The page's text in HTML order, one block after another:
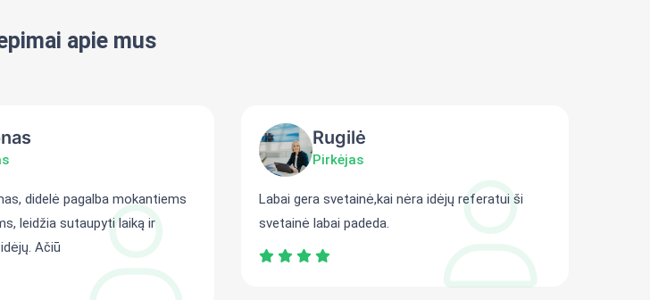
apie mus
didelė pagalba mokantiems
leidžia sutaupyti laiką ir
Ačiū
Rugilė
Pirkėjas
Labai gera svetainė,kai nėra idėjų referatui ši
svetainė labai padeda.